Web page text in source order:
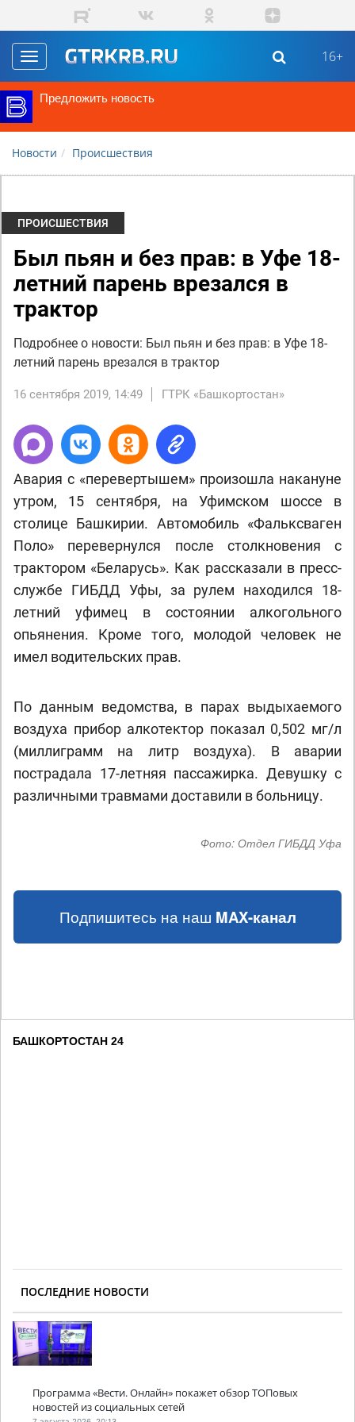
Перейти к основному содержанию
Toggle
navigation
16+
Предложить новость
Новости Происшествия
ПРОИСШЕСТВИЯ
Был пьян и без прав: в Уфе 18-
летний парень врезался в
трактор
Подробнее о новости: Был пьян и без прав: в Уфе 18-
летний парень врезался в трактор
16 сентября 2019, 14:49 ГТРК «Башкортостан»
Авария с «перевертышем» произошла накануне
утром, 15 сентября, на Уфимском шоссе в
столице Башкирии. Автомобиль «Фальксваген
Поло» перевернулся после столкновения с
трактором «Беларусь». Как рассказали в пресс-
службе ГИБДД Уфы, за рулем находился 18-
летний уфимец в состоянии алкогольного
опьянения. Кроме того, молодой человек не
имел водительских прав.
По данным ведомства, в парах выдыхаемого
воздуха прибор алкотектор показал 0,502 мг/л
(миллиграмм на литр воздуха). В аварии
пострадала 17-летняя пассажирка. Девушку с
различными травмами доставили в больницу.
Фото: Отдел ГИБДД Уфа
Подпишитесь на наш MAX-канал
БАШКОРТОСТАН 24
ПОСЛЕДНИЕ НОВОСТИ
Программа «Вести. Онлайн» покажет обзор ТОПовых
новостей из социальных сетей